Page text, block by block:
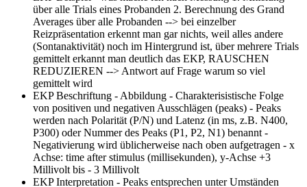
über alle Trials eines Probanden 2. Berechnung des Grand
Averages über alle Probanden --> bei einzelber
Reizpräsentation erkennt man gar nichts, weil alles andere
(Sontanaktivität) noch im Hintergrund ist, über mehrere Trials
gemittelt erkannt man deutlich das EKP, RAUSCHEN
REDUZIEREN --> Antwort auf Frage warum so viel
gemittelt wird
EKP Beschriftung - Abbildung - Charakterisistische Folge
von positiven und negativen Ausschlägen (peaks) - Peaks
werden nach Polarität (P/N) und Latenz (in ms, z.B. N400,
P300) oder Nummer des Peaks (P1, P2, N1) benannt -
Negativierung wird üblicherweise nach oben aufgetragen - x
Achse: time after stimulus (millisekunden), y-Achse +3
Millivolt bis - 3 Millivolt
EKP Interpretation - Peaks entsprechen unter Umständen